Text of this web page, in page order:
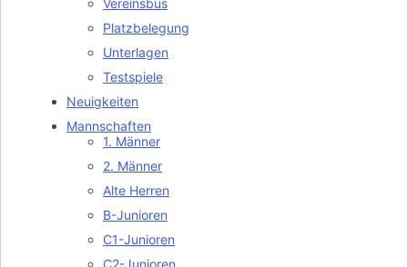
Vereinsbus
Platzbelegung
Unterlagen
Testspiele
Neuigkeiten
Mannschaften
1. Männer
2. Männer
Alte Herren
B-Junioren
C1-Junioren